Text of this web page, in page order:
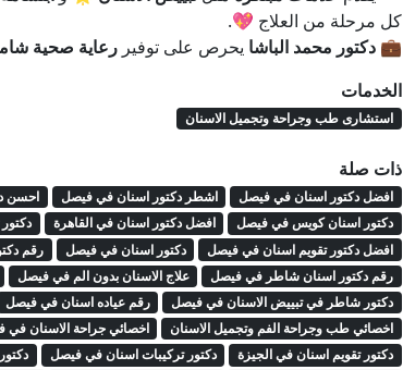
كل مرحلة من العلاج 💖.
💼 دكتور محمد الباشا يحرص على توفير رعاية صحية
الخدمات
استشارى طب وجراحة وتجميل الاسنان
ذات صلة
افضل دكتور اسنان في فيصل اشطر دكتور اسنان في فيصل احسن
دكتور اسنان كويس في فيصل
افضل دكتور اسنان في القاهرة
افضل دكتور تقويم اسنان في فيصل
دكتور اسنان في فيصل رقم
رقم دكتور اسنان شاطر في فيصل
علاج الاسنان بدون الم في فيصل
دكتور شاطر في تبييض الاسنان في فيصل
رقم عياده اسنان في فيصل
اخصائي طب وجراحة الفم وتجميل الاسنان
اخصائي جراحة الاسنان في
دكتور تقويم اسنان في الجيزة
دكتور تركيبات اسنان في فيصل